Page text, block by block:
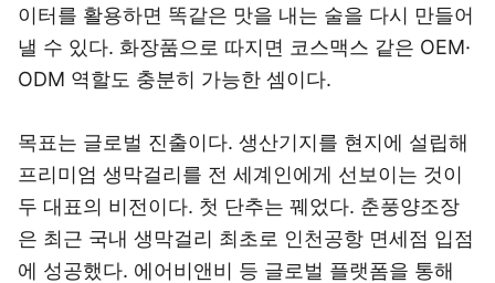
이터를 활용하면 똑같은 맛을 내는 술을 다시 만들어
낼 수 있다. 화장품으로 따지면 코스맥스 같은 OEM·
ODM 역할도 충분히 가능한 셈이다.
목표는 글로벌 진출이다. 생산기지를 현지에 설립해
프리미엄 생막걸리를 전 세계인에게 선보이는 것이
두 대표의 비전이다. 첫 단추는 꿰었다. 춘풍양조장
은 최근 국내 생막걸리 최초로 인천공항 면세점 입점
에 성공했다. 에어비앤비 등 글로벌 플랫폼을 통해